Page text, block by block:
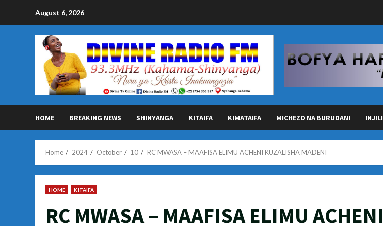
August 6, 2026
HOME BREAKING NEWS SHINYANGA KITAIFA KIMATAIFA MICHEZO NA BURUDANI INJILI
Home 2024 October 10 RC MWASA – MAAFISA ELIMU ACHENI KUZALISHA MADENI
HOME KITAIFA
RC MWASA – MAAFISA ELIMU ACHENI